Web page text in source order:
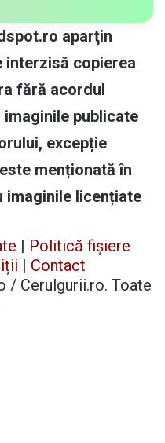
aparţin
interzisă copierea
fără acordul
publicate
excepție
menționată în
imaginile licențiate
Politică fișiere
Contact
/ Cerulgurii.ro. Toate